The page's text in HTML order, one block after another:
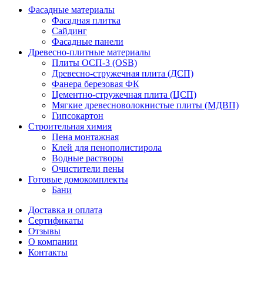
Фасадные материалы
Фасадная плитка
Сайдинг
Фасадные панели
Древесно-плитные материалы
Плиты ОСП-3 (OSB)
Древесно-стружечная плита (ДСП)
Фанера березовая ФК
Цементно-стружечная плита (ЦСП)
Мягкие древесноволокнистые плиты (МДВП)
Гипсокартон
Строительная химия
Пена монтажная
Клей для пенополистирола
Водные растворы
Очистители пены
Готовые домокомплекты
Бани
Доставка и оплата
Сертификаты
Отзывы
О компании
Контакты